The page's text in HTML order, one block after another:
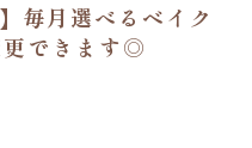
毎月選べるベイク
できます◎